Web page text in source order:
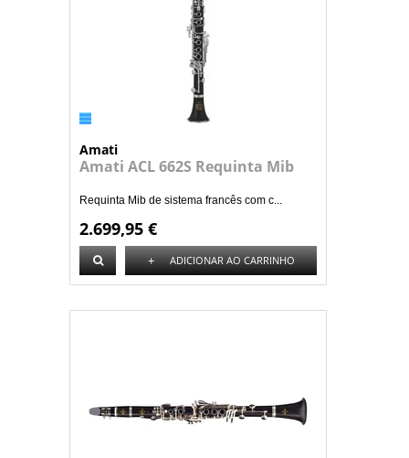
Amati
Amati ACL 662S Requinta Mib
Requinta Mib de sistema francês com c...
2.699,95 €
+ ADICIONAR AO CARRINHO